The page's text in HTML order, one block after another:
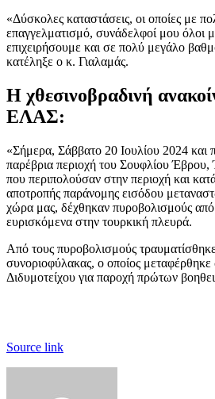
«Δύσκολες καταστάσεις, οι οποίες με
επαγγελματισμό, συνάδελφοί μου όλοι
επιχειρήσουμε και σε πολύ μεγάλο
κατέληξε ο κ. Γιαλαμάς.
Η χθεσινοβραδινή
ΕΛΑΣ:
«Σήμερα, Σάββατο 20 Ιουλίου 2024 και
παρέβρια περιοχή του Σουφλίου
που περιπολούσαν στην περιοχή και
αποτροπής παράνομης εισόδου
χώρα μας, δέχθηκαν πυροβολισμούς
ευρισκόμενα στην τουρκική πλευρά.
Από τους πυροβολισμούς
συνοριοφύλακας, ο οποίος
Διδυμοτείχου για παροχή πρώτων
Source link